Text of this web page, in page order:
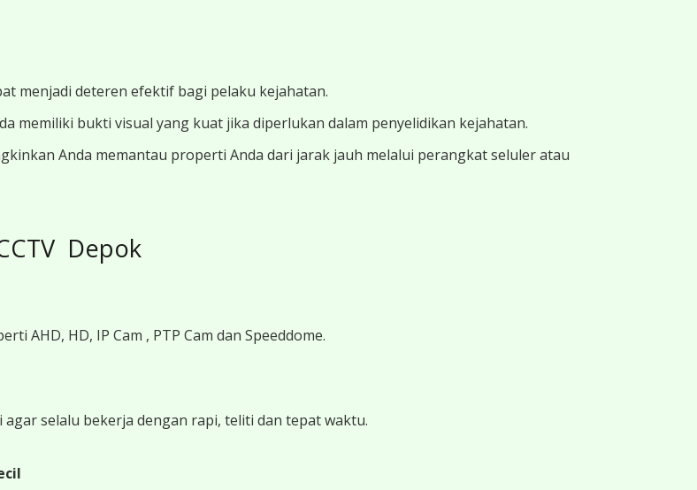
menjadi deteren efektif bagi pelaku kejahatan.
memiliki bukti visual yang kuat jika diperlukan dalam penyelidikan kejahatan.
Anda memantau properti Anda dari jarak jauh melalui perangkat seluler atau
Depok
AHD, HD, IP Cam , PTP Cam dan Speeddome.
selalu bekerja dengan rapi, teliti dan tepat waktu.